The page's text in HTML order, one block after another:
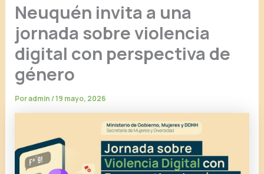
Neuquén invita a una
jornada sobre violencia
digital con perspectiva de
género
Poradmin/19 mayo, 2026